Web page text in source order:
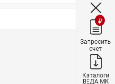
₽
Запросить
счет
Каталоги
ВЕДА МК